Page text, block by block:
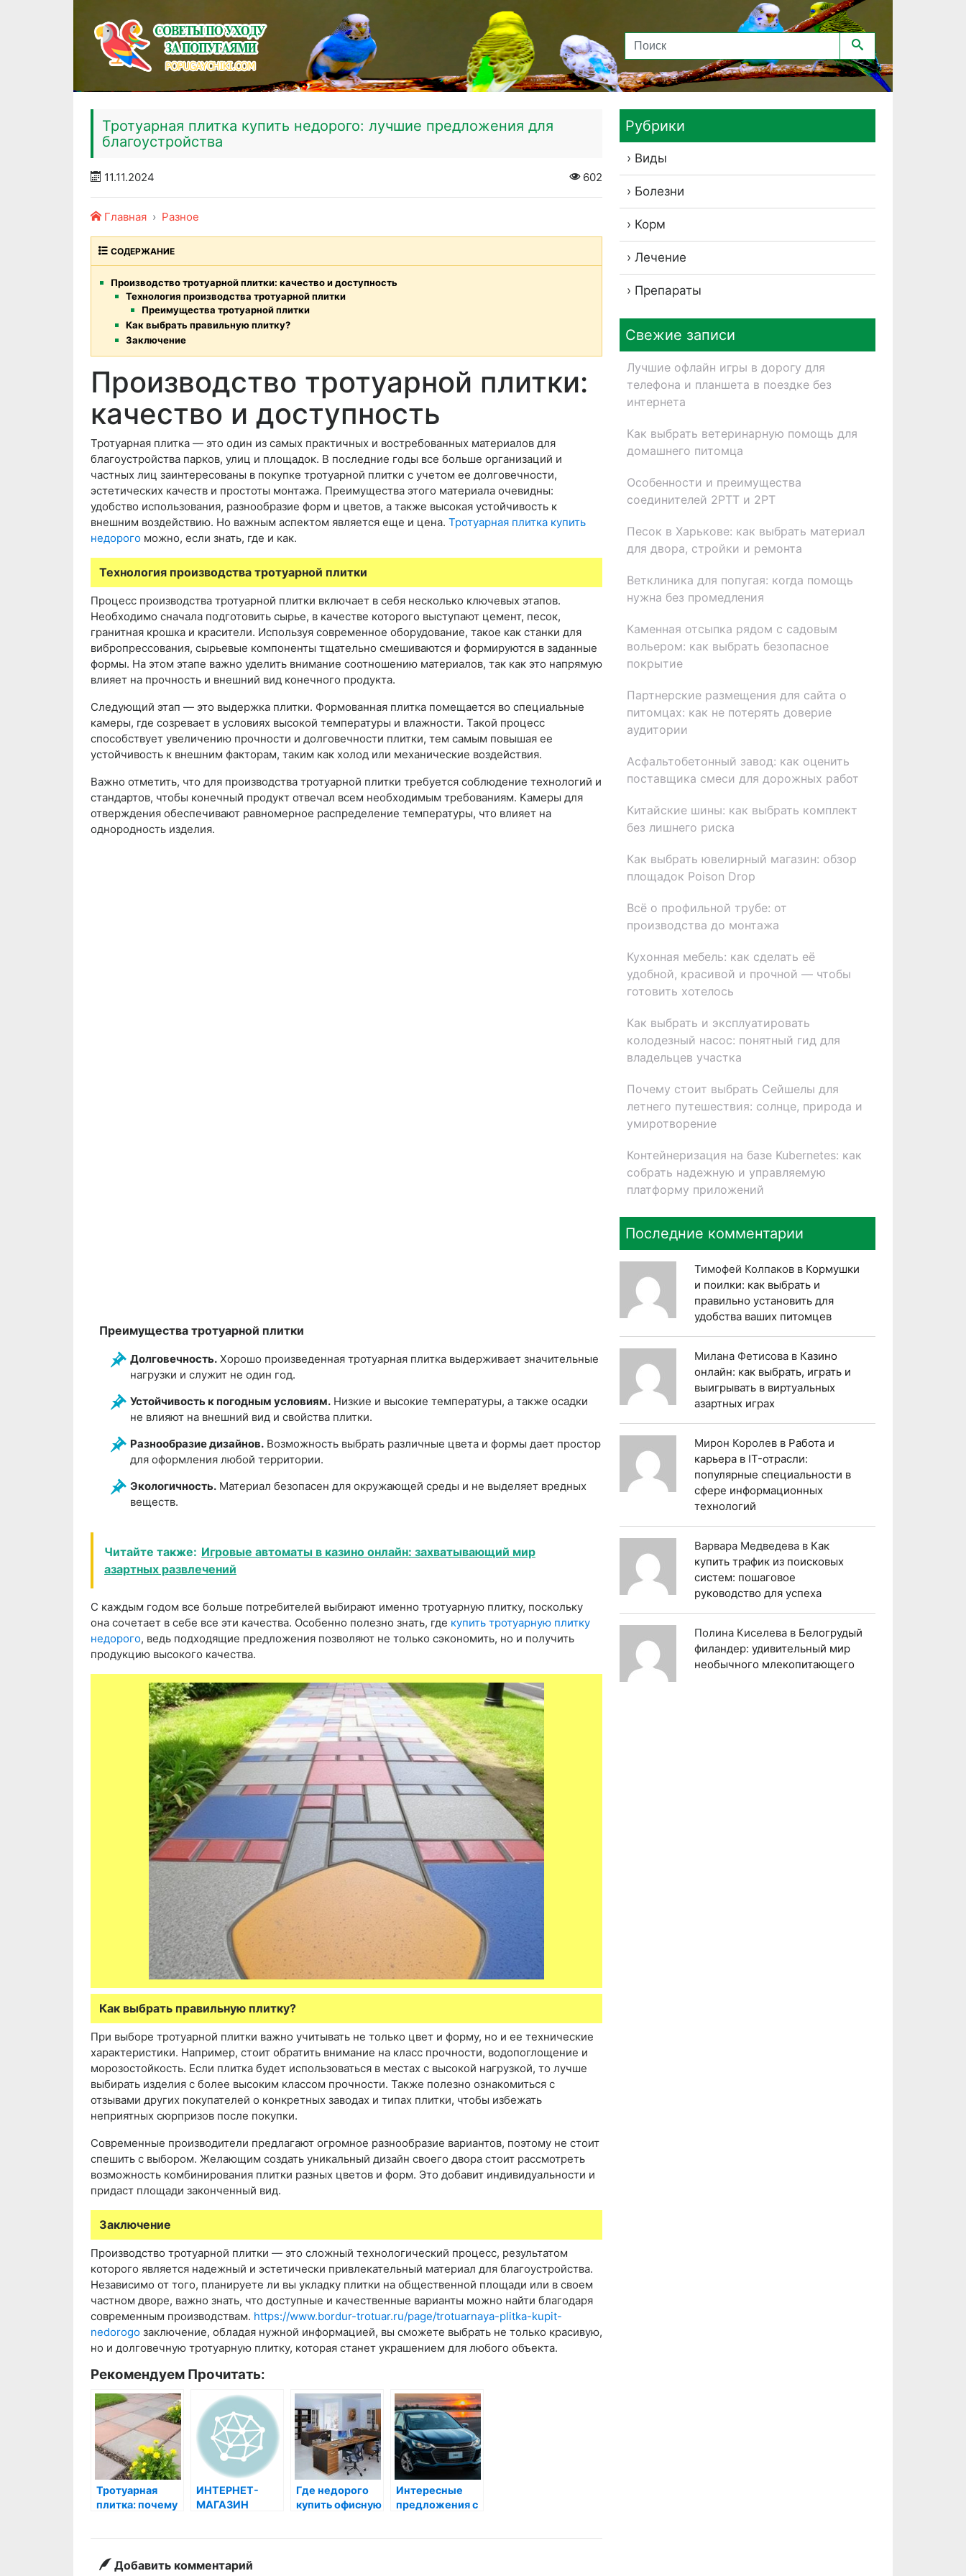
Тротуарная плитка купить недорого: лучшие предложения для
благоустройства
11.11.2024 602
Главная Разное
СОДЕРЖАНИЕ
Производство тротуарной плитки: качество и доступность
Технология производства тротуарной плитки
Преимущества тротуарной плитки
Как выбрать правильную плитку?
Заключение
Производство тротуарной плитки:
качество и доступность
Тротуарная плитка — это один из самых практичных и востребованных материалов для
благоустройства парков, улиц и площадок. В последние годы все больше организаций и
частных лиц заинтересованы в покупке тротуарной плитки с учетом ее долговечности,
эстетических качеств и простоты монтажа. Преимущества этого материала очевидны:
удобство использования, разнообразие форм и цветов, а также высокая устойчивость к
внешним воздействию. Но важным аспектом является еще и цена. Тротуарная плитка купить
недорого можно, если знать, где и как.
Технология производства тротуарной плитки
Процесс производства тротуарной плитки включает в себя несколько ключевых этапов.
Необходимо сначала подготовить сырье, в качестве которого выступают цемент, песок,
гранитная крошка и красители. Используя современное оборудование, такое как станки для
вибропрессования, сырьевые компоненты тщательно смешиваются и формируются в заданные
формы. На этом этапе важно уделить внимание соотношению материалов, так как это напрямую
влияет на прочность и внешний вид конечного продукта.
Следующий этап — это выдержка плитки. Формованная плитка помещается во специальные
камеры, где созревает в условиях высокой температуры и влажности. Такой процесс
способствует увеличению прочности и долговечности плитки, тем самым повышая ее
устойчивость к внешним факторам, таким как холод или механические воздействия.
Важно отметить, что для производства тротуарной плитки требуется соблюдение технологий и
стандартов, чтобы конечный продукт отвечал всем необходимым требованиям. Камеры для
отверждения обеспечивают равномерное распределение температуры, что влияет на
однородность изделия.
Преимущества тротуарной плитки
Долговечность. Хорошо произведенная тротуарная плитка выдерживает значительные
нагрузки и служит не один год.
Устойчивость к погодным условиям. Низкие и высокие температуры, а также осадки
не влияют на внешний вид и свойства плитки.
Разнообразие дизайнов. Возможность выбрать различные цвета и формы дает простор
для оформления любой территории.
Экологичность. Материал безопасен для окружающей среды и не выделяет вредных
веществ.
Читайте также: Игровые автоматы в казино онлайн: захватывающий мир
азартных развлечений
С каждым годом все больше потребителей выбирают именно тротуарную плитку, поскольку
она сочетает в себе все эти качества. Особенно полезно знать, где купить тротуарную плитку
недорого, ведь подходящие предложения позволяют не только сэкономить, но и получить
продукцию высокого качества.
Как выбрать правильную плитку?
При выборе тротуарной плитки важно учитывать не только цвет и форму, но и ее технические
характеристики. Например, стоит обратить внимание на класс прочности, водопоглощение и
морозостойкость. Если плитка будет использоваться в местах с высокой нагрузкой, то лучше
выбирать изделия с более высоким классом прочности. Также полезно ознакомиться с
отзывами других покупателей о конкретных заводах и типах плитки, чтобы избежать
неприятных сюрпризов после покупки.
Современные производители предлагают огромное разнообразие вариантов, поэтому не стоит
спешить с выбором. Желающим создать уникальный дизайн своего двора стоит рассмотреть
возможность комбинирования плитки разных цветов и форм. Это добавит индивидуальности и
придаст площади законченный вид.
Заключение
Производство тротуарной плитки — это сложный технологический процесс, результатом
которого является надежный и эстетически привлекательный материал для благоустройства.
Независимо от того, планируете ли вы укладку плитки на общественной площади или в своем
частном дворе, важно знать, что доступные и качественные варианты можно найти благодаря
современным производствам. https://www.bordur-trotuar.ru/page/trotuarnaya-plitka-kupit-
nedorogo заключение, обладая нужной информацией, вы сможете выбрать не только красивую,
но и долговечную тротуарную плитку, которая станет украшением для любого объекта.
Рекомендуем Прочитать:
Тротуарная
плитка: почему
благоустройства
ИНТЕРНЕТ-
МАГАЗИН
ВЫБРАТЬ?
Где недорого
купить офисную
Интересные
предложения с
Добавить комментарий
Рубрики
Виды
Болезни
Корм
Лечение
Препараты
Свежие записи
Лучшие офлайн игры в дорогу для
телефона и планшета в поездке без
интернета
Как выбрать ветеринарную помощь для
домашнего питомца
Особенности и преимущества
соединителей 2РТТ и 2РТ
Песок в Харькове: как выбрать материал
для двора, стройки и ремонта
Ветклиника для попугая: когда помощь
нужна без промедления
Каменная отсыпка рядом с садовым
вольером: как выбрать безопасное
покрытие
Партнерские размещения для сайта о
питомцах: как не потерять доверие
аудитории
Асфальтобетонный завод: как оценить
поставщика смеси для дорожных работ
Китайские шины: как выбрать комплект
без лишнего риска
Как выбрать ювелирный магазин: обзор
площадок Poison Drop
Всё о профильной трубе: от
производства до монтажа
Кухонная мебель: как сделать её
удобной, красивой и прочной — чтобы
готовить хотелось
Как выбрать и эксплуатировать
колодезный насос: понятный гид для
владельцев участка
Почему стоит выбрать Сейшелы для
летнего путешествия: солнце, природа и
умиротворение
Контейнеризация на базе Kubernetes: как
собрать надежную и управляемую
платформу приложений
Последние комментарии
Тимофей Колпаков в Кормушки
и поилки: как выбрать и
правильно установить для
удобства ваших питомцев
Милана Фетисова в Казино
онлайн: как выбрать, играть и
выигрывать в виртуальных
азартных играх
Мирон Королев в Работа и
карьера в IT-отрасли:
популярные специальности в
сфере информационных
технологий
Варвара Медведева в Как
купить трафик из поисковых
систем: пошаговое
руководство для успеха
Полина Киселева в Белогрудый
филандер: удивительный мир
необычного млекопитающего